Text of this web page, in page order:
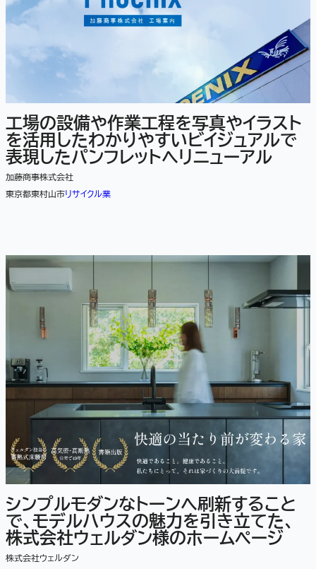
工場の設備や作業工程を写真やイラスト
を活用したわかりやすいビイジュアルで
表現したパンフレットへリニューアル
加藤商事株式会社
東京都東村山市リサイクル業
シンプルモダンなトーンへ刷新すること
で、モデルハウスの魅力を引き立てた、
株式会社ウェルダン様のホームページ
株式会社ウェルダン